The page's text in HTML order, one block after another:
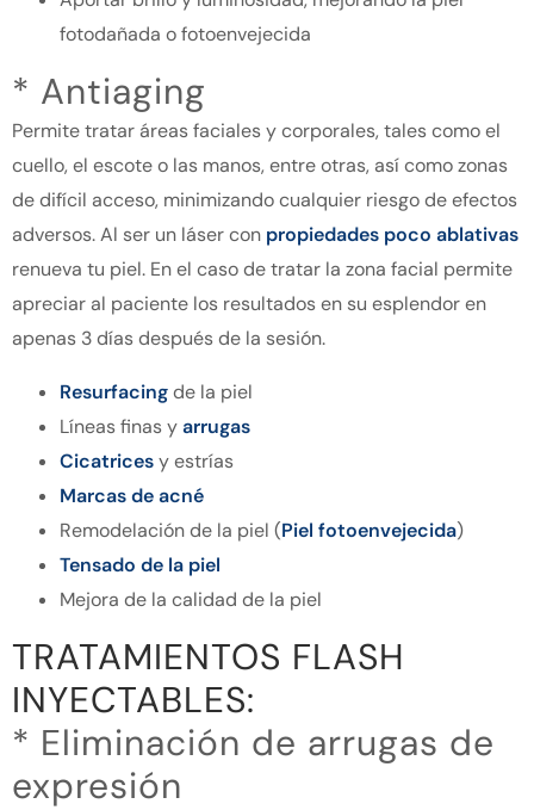
fotodañada o fotoenvejecida
* Antiaging
Permite tratar áreas faciales y corporales, tales como el
cuello, el escote o las manos, entre otras, así como zonas
de difícil acceso, minimizando cualquier riesgo de efectos
adversos. Al ser un láser con propiedades poco ablativas
renueva tu piel. En el caso de tratar la zona facial permite
apreciar al paciente los resultados en su esplendor en
apenas 3 días después de la sesión.
Resurfacingde la piel
Líneas finas yarrugas
Cicatricesy estrías
Marcas de acné
Remodelación de la piel (Piel fotoenvejecida)
Tensado de la piel
Mejora de la calidad de la piel
TRATAMIENTOS FLASH
INYECTABLES:
* Eliminación de arrugas de
expresión